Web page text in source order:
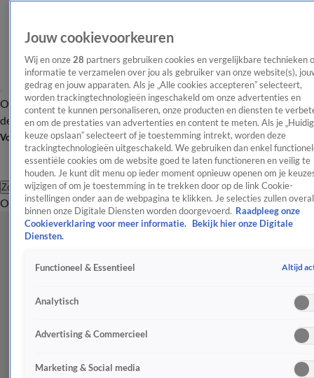
OverzichtAfleveringen Entertainment TV Algemeen
Tip
de redactieNieuwsbrief
Volg Shownieuws
Zoeken
OverzichtEntertainmentSpraakmakendRealityCrimeVideo's
Jouw cookievoorkeuren
Wij en onze 28 partners gebruiken cookies en vergelijkbare technieken
informatie te verzamelen over jou als gebruiker van onze website(s),
gedrag en jouw apparaten. Als je „Alle cookies accepteren” selecteert,
worden trackingtechnologieën ingeschakeld om onze advertenties en
content te kunnen personaliseren, onze producten en diensten te
en om de prestaties van advertenties en content te meten. Als je
keuze opslaan” selecteert of je toestemming intrekt, worden deze
trackingtechnologieën uitgeschakeld. We gebruiken dan enkel
essentiële cookies om de website goed te laten functioneren en veilig te
houden. Je kunt dit menu op ieder moment opnieuw openen om je
wijzigen of om je toestemming in te trekken door op de link Cookie-
instellingen onder aan de webpagina te klikken. Je selecties zullen overal
binnen onze Digitale Diensten worden doorgevoerd. Raadpleeg onze
Cookieverklaring voor meer informatie.
Bekijk hier onze Digitale
Diensten.
Functioneel & Essentieel Altijd
Analytisch
Advertising & Commercieel
Marketing & Social media